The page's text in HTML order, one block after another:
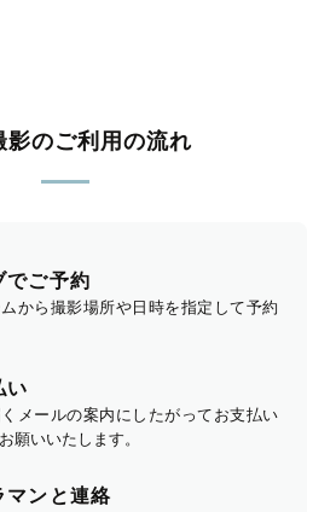
影のご利用の流れ
でご予約
から撮影場所や日時を指定して予約
い
メールの案内にしたがってお支払い
願いいたします。
マンと連絡